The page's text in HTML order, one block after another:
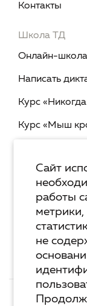
Контакты
Школа ТД
Онлайн-школа
Написать
Курс
Курс «Мыш
двоеточия»
Курс «Я пишу
Сервисы
Сайт
работы
не